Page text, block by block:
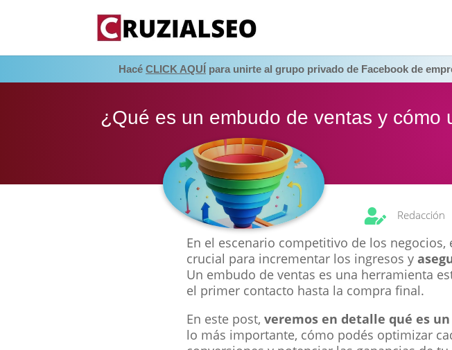
Hacé CLICK AQUÍ para unirte al grupo privado de Facebook de
¿Qué es un embudo de ventas y cómo
 Redacción
En el escenario competitivo de los
crucial para incrementar los ingresos y
Un embudo de ventas es una herramienta
el primer contacto hasta la compra final.
En este post, veremos en detalle qué es
lo más importante, cómo podés optimizar